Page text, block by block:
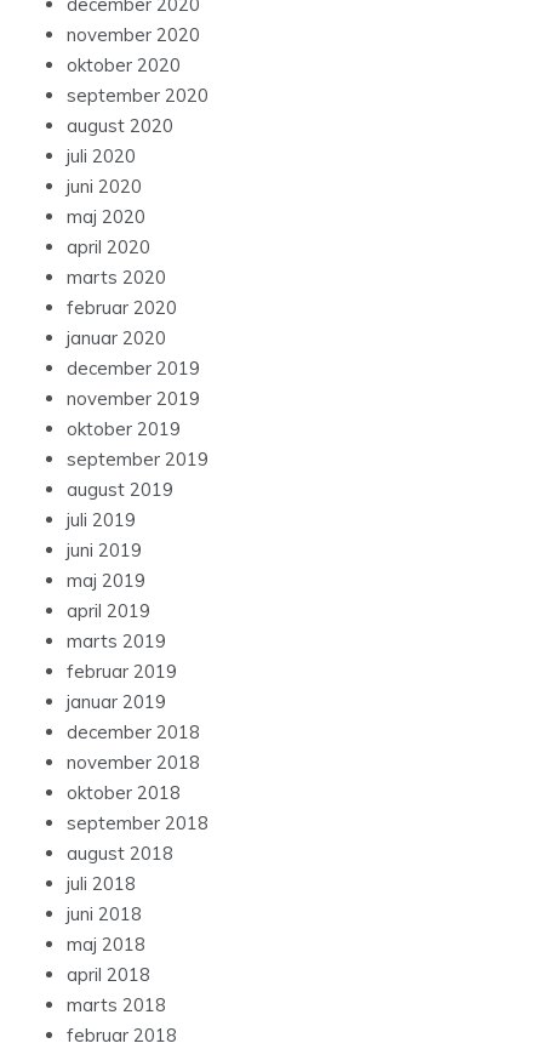
november 2020
oktober 2020
september 2020
august 2020
juli 2020
juni 2020
maj 2020
april 2020
marts 2020
februar 2020
januar 2020
december 2019
november 2019
oktober 2019
september 2019
august 2019
juli 2019
juni 2019
maj 2019
april 2019
marts 2019
februar 2019
januar 2019
december 2018
november 2018
oktober 2018
september 2018
august 2018
juli 2018
juni 2018
maj 2018
april 2018
marts 2018
februar 2018